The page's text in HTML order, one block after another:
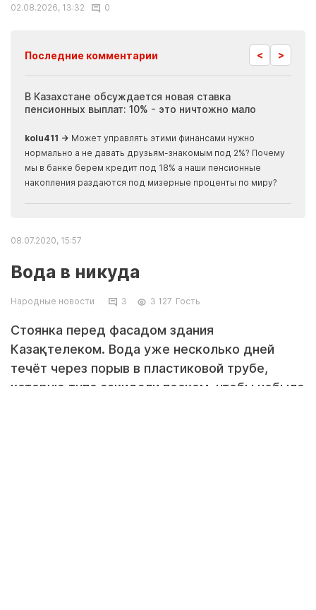
02.08.2026, 13:32
0
Последние комментарии < >
В Казахстане обсуждается новая ставка
пенсионных выплат: 10% - это ничтожно мало
kolu411 → Может управлять этими финансами нужно
нормально а не давать друзьям-знакомым под 2%? Почему
мы в банке берем кредит под 18% а наши пенсионные
накопления раздаются под мизерные проценты по миру?
08.07.2020, 15:57
Вода в никуда
Народные новости 3 3 127 Гость
Стоянка перед фасадом здания
Казақтелеком. Вода уже несколько дней
течёт через порыв в пластиковой трубе,
которую тупо закидали песком, чтобы небыло